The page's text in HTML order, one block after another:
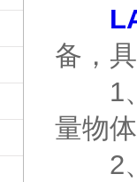
备，
1、
量物
2、